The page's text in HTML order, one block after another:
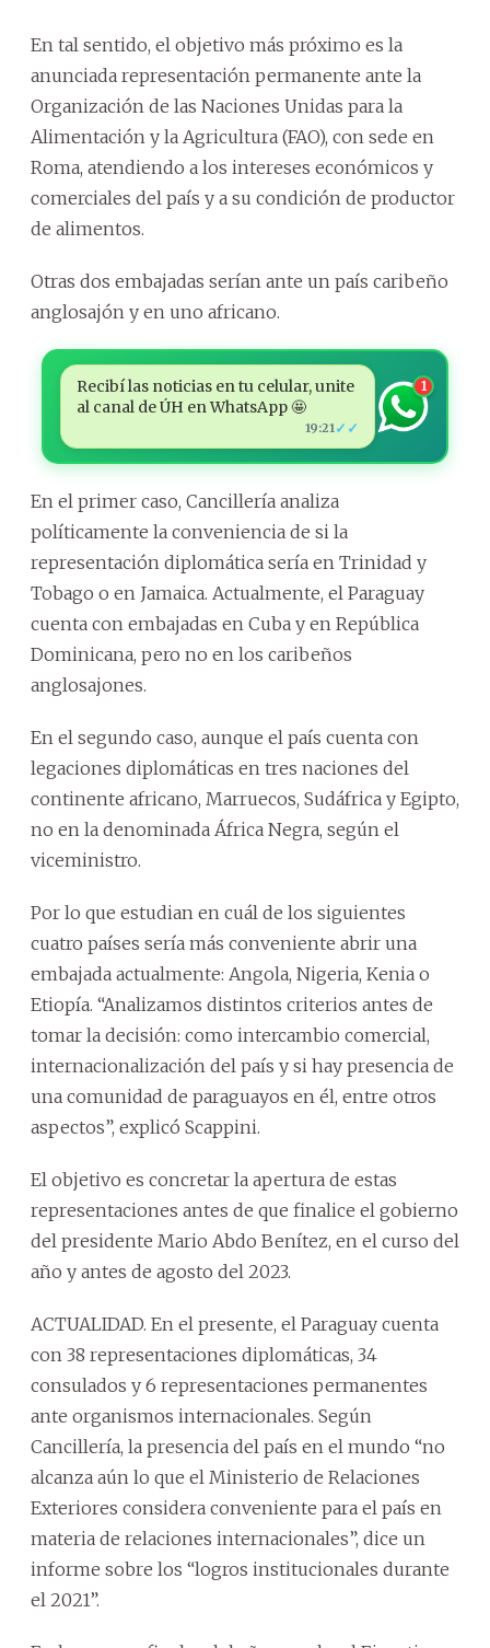
En tal sentido, el objetivo más próximo es la
anunciada representación permanente ante la
Organización de las Naciones Unidas para la
Alimentación y la Agricultura (FAO), con sede en
Roma, atendiendo a los intereses económicos y
comerciales del país y a su condición de productor
de alimentos.
Otras dos embajadas serían ante un país caribeño
anglosajón y en uno africano.
Recibí las noticias en tu celular, unite
al canal de ÚH en WhatsApp 🤩
19:21✓✓
1
En el primer caso, Cancillería analiza
políticamente la conveniencia de si la
representación diplomática sería en Trinidad y
Tobago o en Jamaica. Actualmente, el Paraguay
cuenta con embajadas en Cuba y en República
Dominicana, pero no en los caribeños
anglosajones.
En el segundo caso, aunque el país cuenta con
legaciones diplomáticas en tres naciones del
continente africano, Marruecos, Sudáfrica y Egipto,
no en la denominada África Negra, según el
viceministro.
Por lo que estudian en cuál de los siguientes
cuatro países sería más conveniente abrir una
embajada actualmente: Angola, Nigeria, Kenia o
Etiopía. “Analizamos distintos criterios antes de
tomar la decisión: como intercambio comercial,
internacionalización del país y si hay presencia de
una comunidad de paraguayos en él, entre otros
aspectos”, explicó Scappini.
El objetivo es concretar la apertura de estas
representaciones antes de que finalice el gobierno
del presidente Mario Abdo Benítez, en el curso del
año y antes de agosto del 2023.
ACTUALIDAD. En el presente, el Paraguay cuenta
con 38 representaciones diplomáticas, 34
consulados y 6 representaciones permanentes
ante organismos internacionales. Según
Cancillería, la presencia del país en el mundo “no
alcanza aún lo que el Ministerio de Relaciones
Exteriores considera conveniente para el país en
materia de relaciones internacionales”, dice un
informe sobre los “logros institucionales durante
el 2021”.